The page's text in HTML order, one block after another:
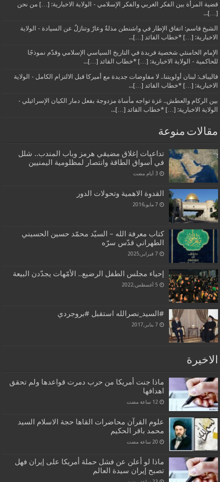
قضية المرأة بين الفكر الغربي والفكر الإسلامي - الولاية الاخبارية: […] من نحن
[…]...
الشيخ قاسم: اتفاق الإطار في واشنطن مذلةٌ وعارٌ وتنازلٌ عن السيادة - الولاية
الاخبارية: […] *خطاب القائد […]...
الإمام الخامنئي شخصية فريدة في التاريخ السياسي الإسلامي وقدّم نموذجًا
للحاكمية - الولاية الاخبارية: […] *خطاب القائد […]...
قاليباف: لبنان أولويتنا.. لا مفاوضات جديدة مع أميركا قبل الالتزام الكامل - الولاية
الاخبارية: […] *خطاب القائد […]...
بين الركام والعطش.. غزة تواجه مأساة مزدوجة بفعل دمار الكيان الإسرائيلي -
الولاية الاخبارية: […] *خطاب القائد […]...
مقالات منوعة
تداعيات إغلاق مضيقي هرمز وباب المندب.. شلل
في أسواق الطاقة وانتصار لمظلومية اليمنيين
القدوة الاهمية وتحولات الدور
7 مايو,2016
كتاب معرفة الله – السيّد محمّد حسين‌ الحسيني
الطهراني قدّس سرّه
7 فبراير,2025
إحياء مجلس الطفل الرضيع.. الأمّهات يجدّدن البيعة
5 أغسطس,2022
#السيد_نصرالله استقبل #بروجردي
7 يناير,2017
الاخيرة
ماذا جنت أمريكا من حرب دمرت قواعدها ولم تحقق
اهدافها
علوم القرآن محاضرات القاها حجة الاسلام السيد
محمد باقر الحكيم
ماذا لو أعلن عن فشل حملة أمريكا على إيران فهل
تصبح إيران سيدة العالم